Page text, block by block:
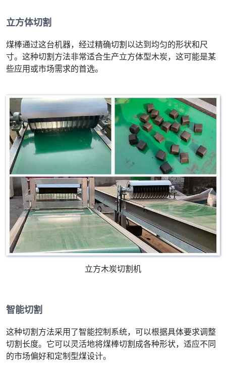
立方体切割
煤棒通过这台机器，经过精确切割以达到均匀的形状和尺
寸。这种切割方法非常适合生产立方体型木炭，这可能是某
些应用或市场需求的首选。
立方木炭切割机
智能切割
这种切割方法采用了智能控制系统，可以根据具体要求调整
切割长度。它可以灵活地将煤棒切割成各种形状，适应不同
的市场偏好和定制型煤设计。